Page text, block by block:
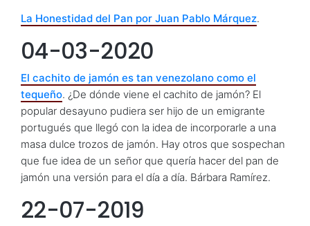
La Honestidad del Pan por Juan Pablo Márquez.
04-03-2020
El cachito de jamón es tan venezolano como el
tequeño. ¿De dónde viene el cachito de jamón? El
popular desayuno pudiera ser hijo de un emigrante
portugués que llegó con la idea de incorporarle a una
masa dulce trozos de jamón. Hay otros que sospechan
que fue idea de un señor que quería hacer del pan de
jamón una versión para el día a día. Bárbara Ramírez.
22-07-2019